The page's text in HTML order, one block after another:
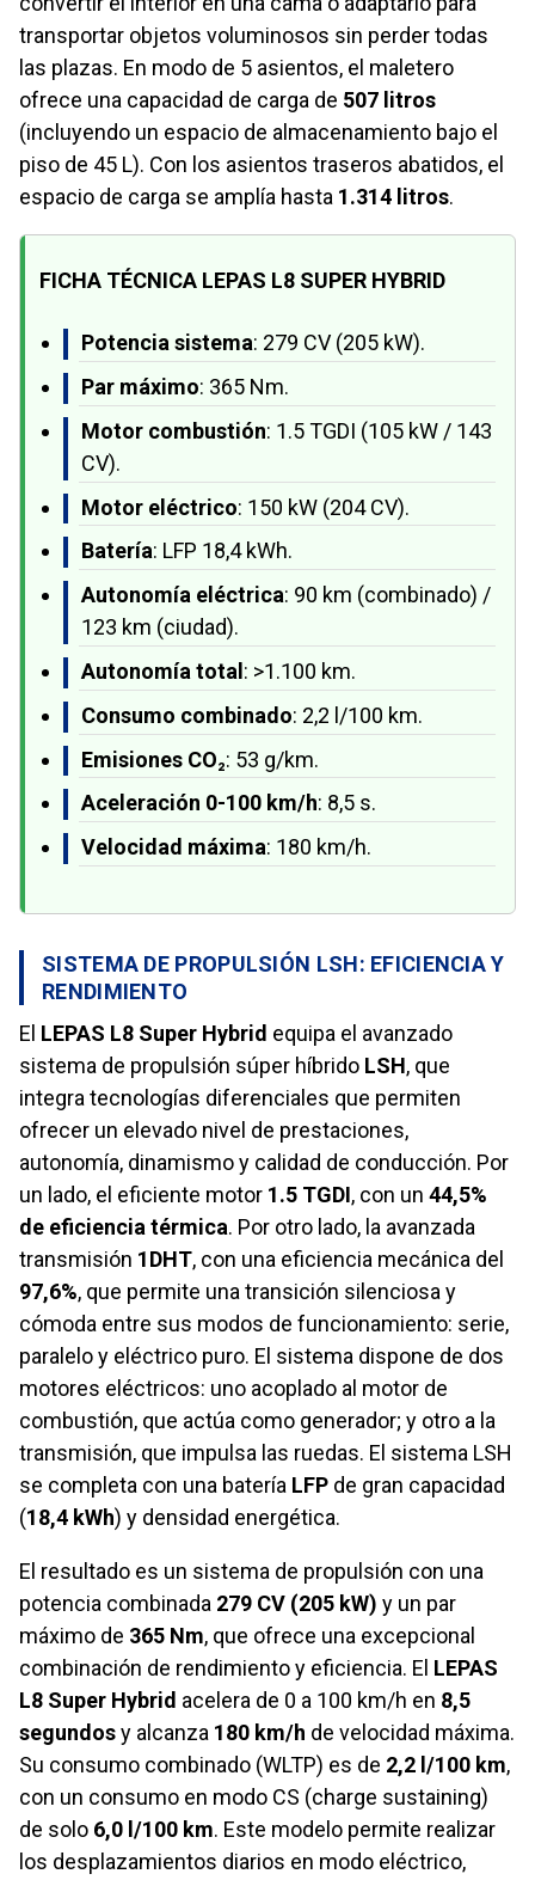
transportar objetos voluminosos sin perder todas
las plazas. En modo de 5 asientos, el maletero
ofrece una capacidad de carga de 507 litros
(incluyendo un espacio de almacenamiento bajo el
piso de 45 L). Con los asientos traseros abatidos, el
espacio de carga se amplía hasta 1.314 litros.
FICHA TÉCNICA LEPAS L8 SUPER HYBRID
Potencia sistema: 279 CV (205 kW).
Par máximo: 365 Nm.
Motor combustión: 1.5 TGDI (105 kW / 143
CV).
Motor eléctrico: 150 kW (204 CV).
Batería: LFP 18,4 kWh.
Autonomía eléctrica: 90 km (combinado) /
123 km (ciudad).
Autonomía total : >1.100 km.
Consumo combinado: 2,2 l/100 km.
Emisiones CO₂: 53 g/km.
Aceleración 0-100 km/h: 8,5 s.
Velocidad máxima: 180 km/h.
SISTEMA DE PROPULSIÓN LSH: EFICIENCIA Y
RENDIMIENTO
El LEPAS L8 Super Hybrid equipa el avanzado
sistema de propulsión súper híbrido LSH, que
integra tecnologías diferenciales que permiten
ofrecer un elevado nivel de prestaciones,
autonomía, dinamismo y calidad de conducción. Por
un lado, el eficiente motor 1.5 TGDI, con un 44,5%
de eficiencia térmica. Por otro lado, la avanzada
transmisión 1DHT, con una eficiencia mecánica del
97,6%, que permite una transición silenciosa y
cómoda entre sus modos de funcionamiento: serie,
paralelo y eléctrico puro. El sistema dispone de dos
motores eléctricos: uno acoplado al motor de
combustión, que actúa como generador; y otro a la
transmisión, que impulsa las ruedas. El sistema LSH
se completa con una batería LFP de gran capacidad
(18,4 kWh) y densidad energética.
El resultado es un sistema de propulsión con una
potencia combinada 279 CV (205 kW) y un par
máximo de 365 Nm, que ofrece una excepcional
combinación de rendimiento y eficiencia. El LEPAS
L8 Super Hybrid acelera de 0 a 100 km/h en 8,5
segundosy alcanza 180 km/h de velocidad máxima.
Su consumo combinado (WLTP) es de 2,2 l/100 km,
con un consumo en modo CS (charge sustaining)
de solo 6,0 l/100 km. Este modelo permite realizar
los desplazamientos diarios en modo eléctrico,